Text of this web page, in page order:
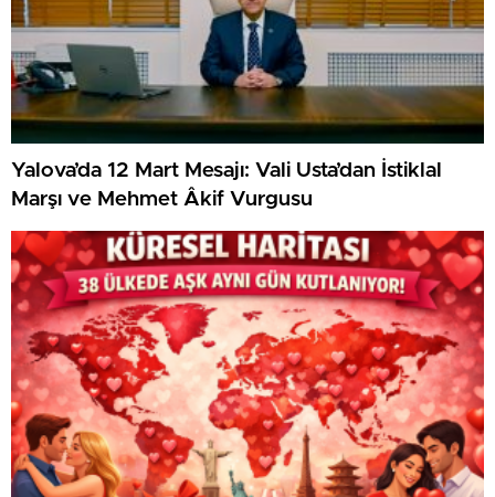
Yalova’da 12 Mart Mesajı: Vali Usta’dan İstiklal
Marşı ve Mehmet Âkif Vurgusu